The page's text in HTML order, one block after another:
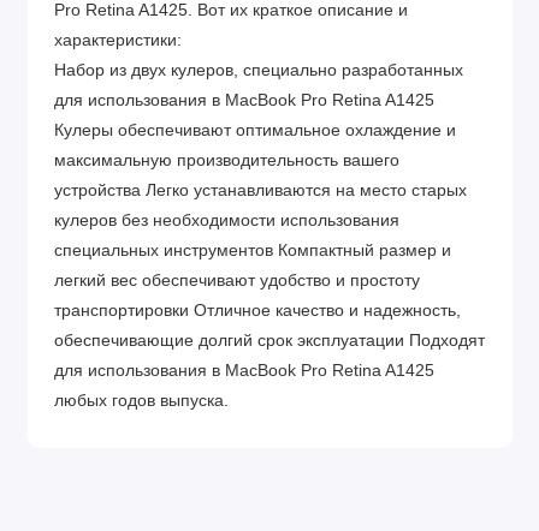
Pro Retina A1425. Вот их краткое описание и
характеристики:
Набор из двух кулеров, специально разработанных
для использования в MacBook Pro Retina A1425
Кулеры обеспечивают оптимальное охлаждение и
максимальную производительность вашего
устройства Легко устанавливаются на место старых
кулеров без необходимости использования
специальных инструментов Компактный размер и
легкий вес обеспечивают удобство и простоту
транспортировки Отличное качество и надежность,
обеспечивающие долгий срок эксплуатации Подходят
для использования в MacBook Pro Retina A1425
любых годов выпуска.